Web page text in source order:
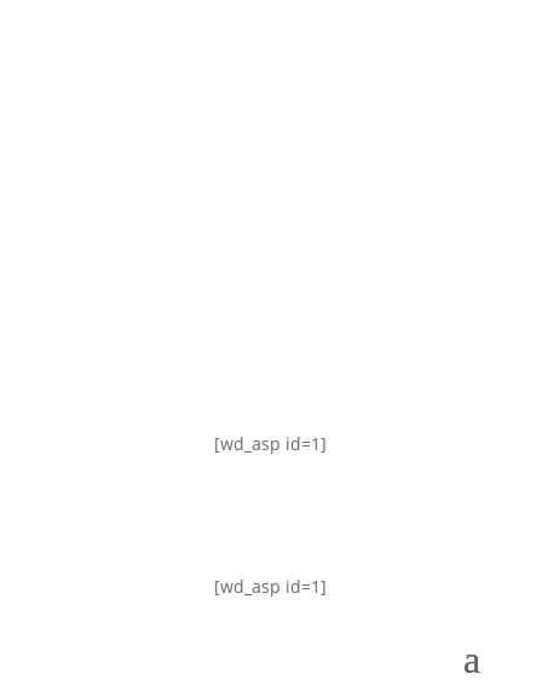
[wd_asp id=1]
[wd_asp id=1]